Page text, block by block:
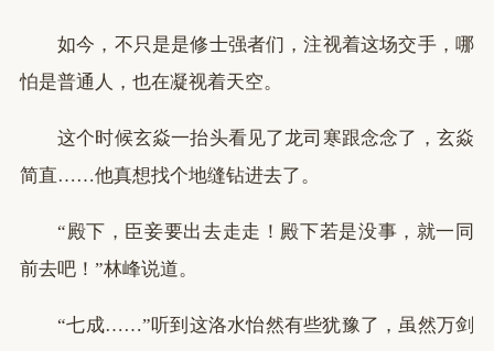
如今，不只是是修士强者们，注视着这场交手，哪
怕是普通人，也在凝视着天空。
这个时候玄焱一抬头看见了龙司寒跟念念了，玄焱
简直……他真想找个地缝钻进去了。
“殿下，臣妾要出去走走！殿下若是没事，就一同
前去吧！”林峰说道。
“七成……”听到这洛水怡然有些犹豫了，虽然万剑